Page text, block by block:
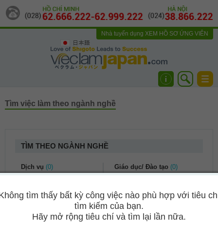
日本語
Nhà tuyển dụng XEM HỒ SƠ ỨNG VIÊN
Tìm việc làm theo ngành nghề
TÌM THEO NGÀNH NGHỀ
Dịch vụ (0)
Du lịch(0)
Nhà hàng khách sạn (0)
Giáo dục/ Đào tạo (0)
Bảo hiểm (0)
Kế toán/ Kiểm toán(0)
tìm thấy bất kỳ công việc nào phù hợp với tiêu
tìm kiếm của bạn.
Hãy mở rộng tiêu chí và tìm lại lần nữa.